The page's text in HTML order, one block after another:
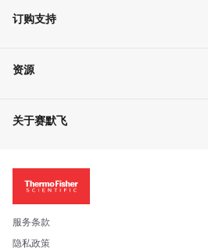
大宗订制
订购支持
联系我们
隐私政策
资源
促销信息
关于赛默飞
新闻
社会责任
服务条款
隐私政策